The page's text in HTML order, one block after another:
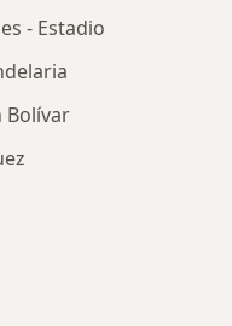
- Estadio
Bolívar